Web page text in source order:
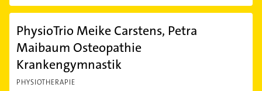
PhysioTrio Meike Carstens, Petra
Maibaum Osteopathie
Krankengymnastik
PHYSIOTHERAPIE